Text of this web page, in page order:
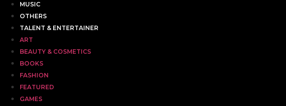
MUSIC
OTHERS
TALENT & ENTERTAINER
ART
BEAUTY & COSMETICS
BOOKS
FASHION
FEATURED
GAMES